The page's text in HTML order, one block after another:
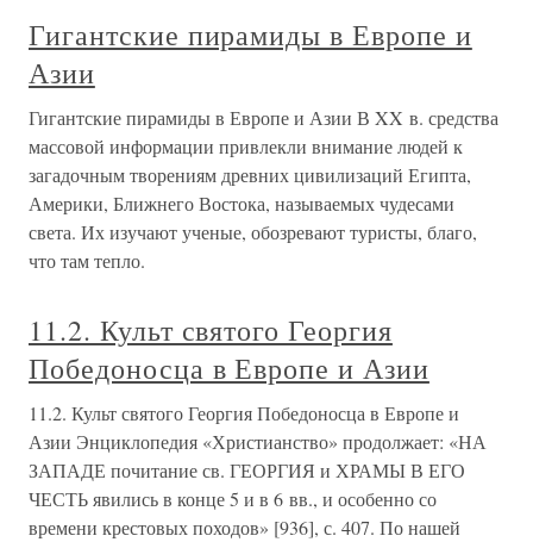
Гигантские пирамиды в Европе и
Азии
Гигантские пирамиды в Европе и Азии В XX в. средства
массовой информации привлекли внимание людей к
загадочным творениям древних цивилизаций Египта,
Америки, Ближнего Востока, называемых чудесами
света. Их изучают ученые, обозревают туристы, благо,
что там тепло.
11.2. Культ святого Георгия
Победоносца в Европе и Азии
11.2. Культ святого Георгия Победоносца в Европе и
Азии Энциклопедия «Христианство» продолжает: «НА
ЗАПАДЕ почитание св. ГЕОРГИЯ и ХРАМЫ В ЕГО
ЧЕСТЬ явились в конце 5 и в 6 вв., и особенно со
времени крестовых походов» [936], с. 407. По нашей